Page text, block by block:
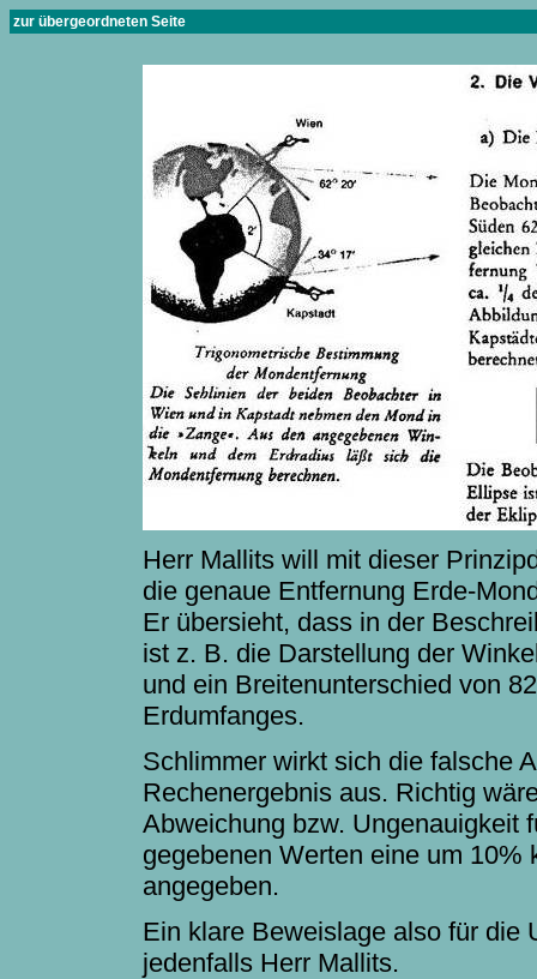
zur übergeordneten Seite
Herr Mallits will mit dieser
die genaue Entfernung Erde-
Er übersieht, dass in der
ist z. B. die Darstellung der
und ein Breitenunterschied von
Erdumfanges.
Schlimmer wirkt sich die falsche
Rechenergebnis aus. Richtig
Abweichung bzw. Ungenauigkeit
gegebenen Werten eine um 10%
angegeben.
Ein klare Beweislage also für die
jedenfalls Herr Mallits.